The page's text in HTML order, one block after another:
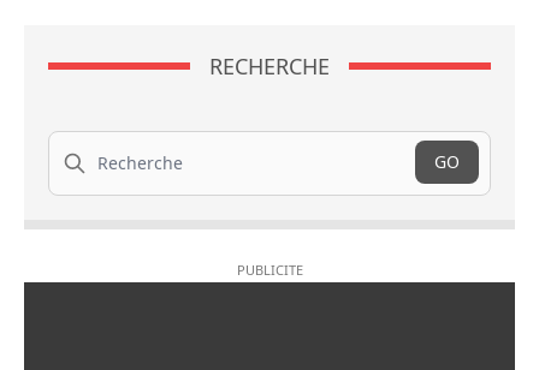
RECHERCHE
Recherche
GO